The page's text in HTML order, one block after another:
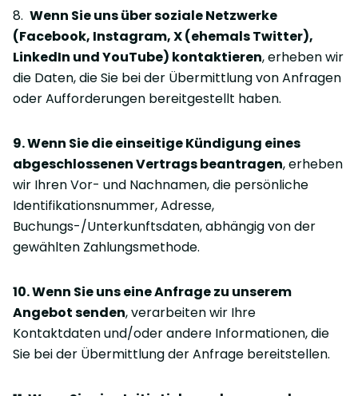
8. Wenn Sie uns über soziale Netzwerke
(Facebook, Instagram, X (ehemals Twitter),
LinkedIn und YouTube) kontaktieren, erheben wir
die Daten, die Sie bei der Übermittlung von Anfragen
oder Aufforderungen bereitgestellt haben.
9. Wenn Sie die einseitige Kündigung eines
abgeschlossenen Vertrags beantragen, erheben
wir Ihren Vor- und Nachnamen, die persönliche
Identifikationsnummer, Adresse,
Buchungs-/Unterkunftsdaten, abhängig von der
gewählten Zahlungsmethode.
10. Wenn Sie uns eine Anfrage zu unserem
Angebot senden, verarbeiten wir Ihre
Kontaktdaten und/oder andere Informationen, die
Sie bei der Übermittlung der Anfrage bereitstellen.